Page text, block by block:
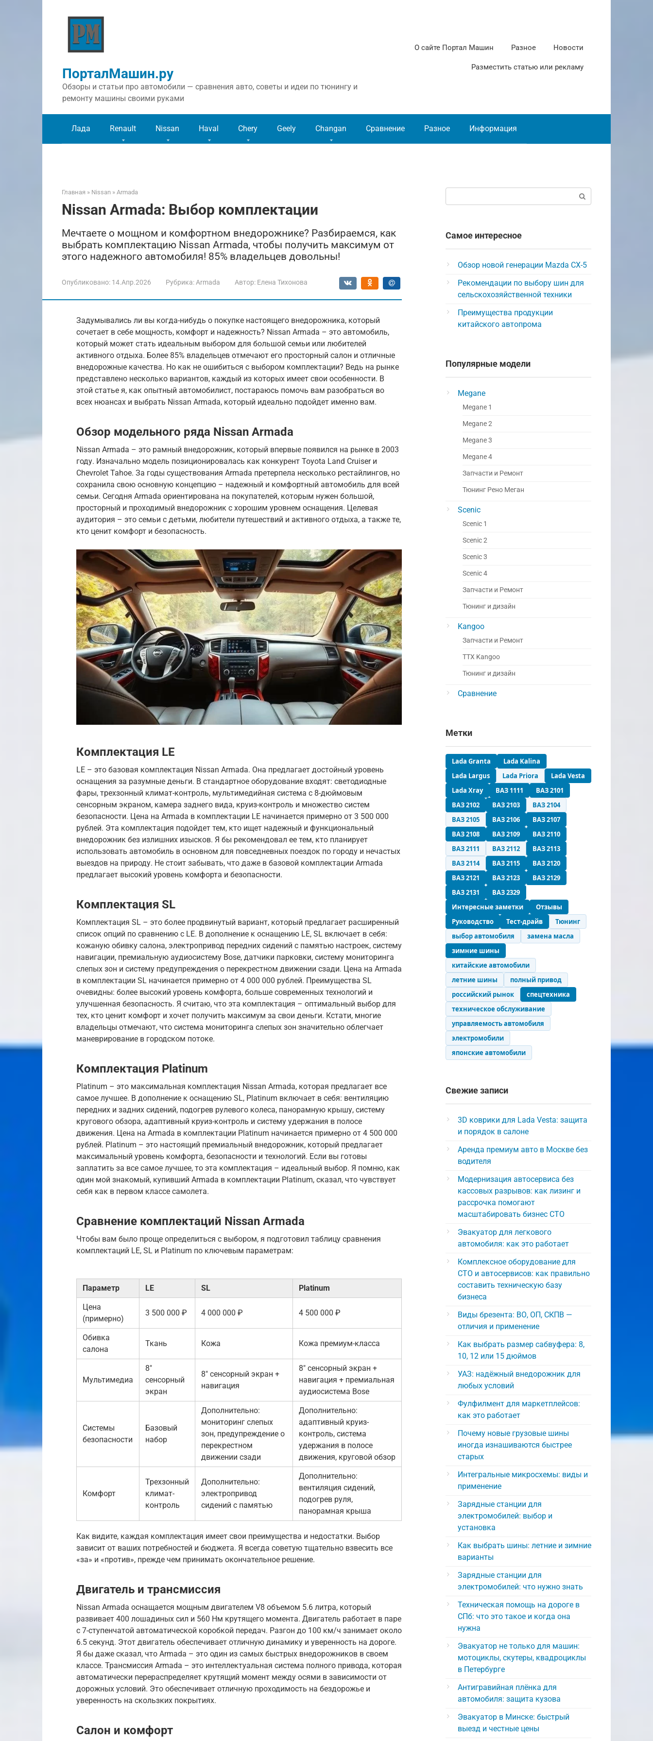
ПорталМашин.ру
Обзоры и статьи про автомобили — сравнения авто, советы и идеи по тюнингу и
ремонту машины своими руками
О сайте Портал Машин Разное Новости
Разместить статью или рекламу
Лада Renault Nissan Haval Chery Geely Changan Сравнение Разное Информация
Главная » Nissan » Armada
Nissan Armada: Выбор комплектации
Мечтаете о мощном и комфортном внедорожнике? Разбираемся, как
выбрать комплектацию Nissan Armada, чтобы получить максимум от
этого надежного автомобиля! 85% владельцев довольны!
Опубликовано: 14.Апр.2026 Рубрика: Armada Автор: Елена Тихонова
Задумывались ли вы когда-нибудь о покупке настоящего внедорожника, который
сочетает в себе мощность, комфорт и надежность? Nissan Armada – это автомобиль,
который может стать идеальным выбором для большой семьи или любителей
активного отдыха. Более 85% владельцев отмечают его просторный салон и отличные
внедорожные качества. Но как не ошибиться с выбором комплектации? Ведь на рынке
представлено несколько вариантов, каждый из которых имеет свои особенности. В
этой статье я, как опытный автомобилист, постараюсь помочь вам разобраться во
всех нюансах и выбрать Nissan Armada, который идеально подойдет именно вам.
Обзор модельного ряда Nissan Armada
Nissan Armada – это рамный внедорожник, который впервые появился на рынке в 2003
году. Изначально модель позиционировалась как конкурент Toyota Land Cruiser и
Chevrolet Tahoe. За годы существования Armada претерпела несколько рестайлингов, но
сохранила свою основную концепцию – надежный и комфортный автомобиль для всей
семьи. Сегодня Armada ориентирована на покупателей, которым нужен большой,
просторный и проходимый внедорожник с хорошим уровнем оснащения. Целевая
аудитория – это семьи с детьми, любители путешествий и активного отдыха, а также те,
кто ценит комфорт и безопасность.
Комплектация LE
LE – это базовая комплектация Nissan Armada. Она предлагает достойный уровень
оснащения за разумные деньги. В стандартное оборудование входят: светодиодные
фары, трехзонный климат-контроль, мультимедийная система с 8-дюймовым
сенсорным экраном, камера заднего вида, круиз-контроль и множество систем
безопасности. Цена на Armada в комплектации LE начинается примерно от 3 500 000
рублей. Эта комплектация подойдет тем, кто ищет надежный и функциональный
внедорожник без излишних изысков. Я бы рекомендовал ее тем, кто планирует
использовать автомобиль в основном для повседневных поездок по городу и нечастых
выездов на природу. Не стоит забывать, что даже в базовой комплектации Armada
предлагает высокий уровень комфорта и безопасности.
Комплектация SL
Комплектация SL – это более продвинутый вариант, который предлагает расширенный
список опций по сравнению с LE. В дополнение к оснащению LE, SL включает в себя:
кожаную обивку салона, электропривод передних сидений с памятью настроек, систему
навигации, премиальную аудиосистему Bose, датчики парковки, систему мониторинга
слепых зон и систему предупреждения о перекрестном движении сзади. Цена на Armada
в комплектации SL начинается примерно от 4 000 000 рублей. Преимущества SL
очевидны: более высокий уровень комфорта, больше современных технологий и
улучшенная безопасность. Я считаю, что эта комплектация – оптимальный выбор для
тех, кто ценит комфорт и хочет получить максимум за свои деньги. Кстати, многие
владельцы отмечают, что система мониторинга слепых зон значительно облегчает
маневрирование в городском потоке.
Комплектация Platinum
Platinum – это максимальная комплектация Nissan Armada, которая предлагает все
самое лучшее. В дополнение к оснащению SL, Platinum включает в себя: вентиляцию
передних и задних сидений, подогрев рулевого колеса, панорамную крышу, систему
кругового обзора, адаптивный круиз-контроль и систему удержания в полосе
движения. Цена на Armada в комплектации Platinum начинается примерно от 4 500 000
рублей. Platinum – это настоящий премиальный внедорожник, который предлагает
максимальный уровень комфорта, безопасности и технологий. Если вы готовы
заплатить за все самое лучшее, то эта комплектация – идеальный выбор. Я помню, как
один мой знакомый, купивший Armada в комплектации Platinum, сказал, что чувствует
себя как в первом классе самолета.
Сравнение комплектаций Nissan Armada
Чтобы вам было проще определиться с выбором, я подготовил таблицу сравнения
комплектаций LE, SL и Platinum по ключевым параметрам:
Параметр LE SL Platinum
Цена
(примерно)
3 500 000 ₽ 4 000 000 ₽ 4 500 000 ₽
Обивка
салона
Ткань Кожа Кожа премиум-класса
Мультимедиа
8″
сенсорный
экран
8″ сенсорный экран +
навигация
8″ сенсорный экран +
навигация + премиальная
аудиосистема Bose
Системы
безопасности
Базовый
набор
Дополнительно:
мониторинг слепых
зон, предупреждение о
перекрестном
движении сзади
Дополнительно:
адаптивный круиз-
контроль, система
удержания в полосе
движения, круговой обзор
Комфорт
Трехзонный
климат-
контроль
Дополнительно:
электропривод
сидений с памятью
Дополнительно:
вентиляция сидений,
подогрев руля,
панорамная крыша
Как видите, каждая комплектация имеет свои преимущества и недостатки. Выбор
зависит от ваших потребностей и бюджета. Я всегда советую тщательно взвесить все
«за» и «против», прежде чем принимать окончательное решение.
Двигатель и трансмиссия
Nissan Armada оснащается мощным двигателем V8 объемом 5.6 литра, который
развивает 400 лошадиных сил и 560 Нм крутящего момента. Двигатель работает в паре
с 7-ступенчатой автоматической коробкой передач. Разгон до 100 км/ч занимает около
6.5 секунд. Этот двигатель обеспечивает отличную динамику и уверенность на дороге.
Я бы даже сказал, что Armada – это один из самых быстрых внедорожников в своем
классе. Трансмиссия Armada – это интеллектуальная система полного привода, которая
автоматически перераспределяет крутящий момент между осями в зависимости от
дорожных условий. Это обеспечивает отличную проходимость на бездорожье и
уверенность на скользких покрытиях.
Салон и комфорт
Самое интересное
Обзор новой генерации Mazda CX-5
Рекомендации по выбору шин для
сельскохозяйственной техники
Преимущества продукции
китайского автопрома
Популярные модели
Megane
Megane 1
Megane 2
Megane 3
Megane 4
Запчасти и Ремонт
Тюнинг Рено Меган
Scenic
Scenic 1
Scenic 2
Scenic 3
Scenic 4
Запчасти и Ремонт
Тюнинг и дизайн
Kangoo
Запчасти и Ремонт
ТТХ Kangoo
Тюнинг и дизайн
Сравнение
Метки
Lada Granta
Lada Kalina
Lada Largus
Lada Priora
Lada Vesta
Lada Xray
ВАЗ 1111
ВАЗ 2101
ВАЗ 2102
ВАЗ 2103
ВАЗ 2104
ВАЗ 2105
ВАЗ 2106
ВАЗ 2107
ВАЗ 2108
ВАЗ 2109
ВАЗ 2110
ВАЗ 2111
ВАЗ 2112
ВАЗ 2113
ВАЗ 2114
ВАЗ 2115
ВАЗ 2120
ВАЗ 2121
ВАЗ 2123
ВАЗ 2129
ВАЗ 2131
ВАЗ 2329
Интересные заметки
Отзывы
Руководство
Тест-драйв
Тюнинг
выбор автомобиля
замена масла
зимние шины
китайские автомобили
летние шины
полный привод
российский рынок
спецтехника
техническое обслуживание
управляемость автомобиля
электромобили
японские автомобили
Свежие записи
3D коврики для Lada Vesta: защита
и порядок в салоне
Аренда премиум авто в Москве без
водителя
Модернизация автосервиса без
кассовых разрывов: как лизинг и
рассрочка помогают
масштабировать бизнес СТО
Эвакуатор для легкового
автомобиля: как это работает
Комплексное оборудование для
СТО и автосервисов: как правильно
составить техническую базу
бизнеса
Виды брезента: ВО, ОП, СКПВ —
отличия и применение
Как выбрать размер сабвуфера: 8,
10, 12 или 15 дюймов
УАЗ: надёжный внедорожник для
любых условий
Фулфилмент для маркетплейсов:
как это работает
Почему новые грузовые шины
иногда изнашиваются быстрее
старых
Интегральные микросхемы: виды и
применение
Зарядные станции для
электромобилей: выбор и
установка
Как выбрать шины: летние и зимние
варианты
Зарядные станции для
электромобилей: что нужно знать
Техническая помощь на дороге в
СПб: что это такое и когда она
нужна
Эвакуатор не только для машин:
мотоциклы, скутеры, квадроциклы
в Петербурге
Антигравийная плёнка для
автомобиля: защита кузова
Эвакуатор в Минске: быстрый
выезд и честные цены